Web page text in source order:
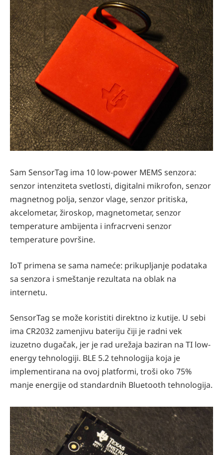
Sam SensorTag ima 10 low-power MEMS senzora:
senzor intenziteta svetlosti, digitalni mikrofon, senzor
magnetnog polja, senzor vlage, senzor pritiska,
akcelometar, žiroskop, magnetometar, senzor
temperature ambijenta i infracrveni senzor
temperature površine.
IoT primena se sama nameće: prikupljanje podataka
sa senzora i smeštanje rezultata na oblak na
internetu.
SensorTag se može koristiti direktno iz kutije. U sebi
ima CR2032 zamenjivu bateriju čiji je radni vek
izuzetno dugačak, jer je rad urežaja baziran na TI low-
energy tehnologiji. BLE 5.2 tehnologija koja je
implementirana na ovoj platformi, troši oko 75%
manje energije od standardnih Bluetooth tehnologija.